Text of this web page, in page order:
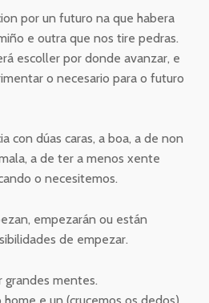
por un futuro na que habera
e outra que nos tire pedras.
escoller por donde avanzar, e
o necesario para o futuro
con dúas caras, a boa, a de non
a de ter a menos xente
o necesitemos.
empezarán ou están
de empezar.
grandes mentes.